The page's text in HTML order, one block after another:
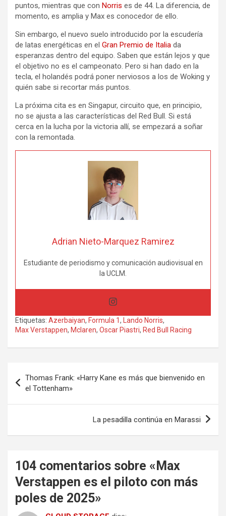
puntos, mientras que con Norris es de 44. La diferencia, de
momento, es amplia y Max es conocedor de ello.
Sin embargo, el nuevo suelo introducido por la escudería
de latas energéticas en el Gran Premio de Italia da
esperanzas dentro del equipo. Saben que están lejos y que
el objetivo no es el campeonato. Pero si han dado en la
tecla, el holandés podrá poner nerviosos a los de Woking y
quién sabe si recortar más puntos.
La próxima cita es en Singapur, circuito que, en principio,
no se ajusta a las características del Red Bull. Si está
cerca en la lucha por la victoria allí, se empezará a soñar
con la remontada.
Adrian Nieto-Marquez Ramirez
Estudiante de periodismo y comunicación audiovisual en
la UCLM.
Etiquetas: Azerbaiyan, Formula 1, Lando Norris,
Max Verstappen, Mclaren, Oscar Piastri, Red Bull Racing
de
entradas
Thomas Frank: «Harry Kane es más que bienvenido en
el Tottenham»
La pesadilla continúa en Marassi
104 comentarios sobre « Max
Verstappen es el piloto con más
poles de 2025»